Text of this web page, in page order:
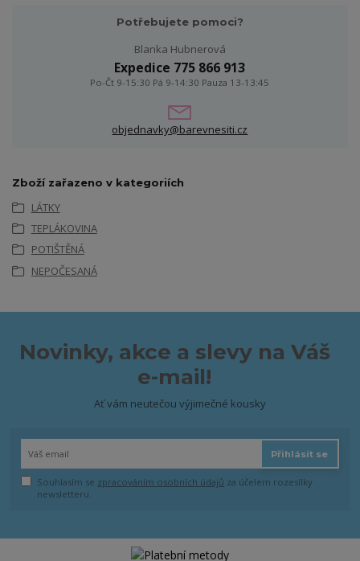
Potřebujete pomoci?
Blanka Hubnerová
Expedice 775 866 913
Po-Čt 9-15:30 Pá 9-14:30 Pauza 13-13:45
objednavky@barevnesiti.cz
Zboží zařazeno v kategoriích
LÁTKY
TEPLÁKOVINA
POTIŠTĚNÁ
NEPOČESANÁ
Novinky, akce a slevy na Váš
e-mail!
Ať vám neutečou výjimečné kousky
Přihlásit se
Souhlasím se zpracováním osobních údajů za účelem rozesílky
newsletteru.